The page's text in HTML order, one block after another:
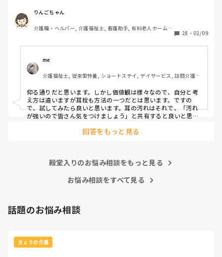
思ったのですがパートなためあまり強く言えず…
また洗髪後どうやら耳を拭いてない様子。あとから耳を拭い
て欲しいと言われて拭くととても汚いのですが、耳栓よりも
耳栓の管理も大変だと思いますし（衛生的に消毒なども必要
かと）、皆さんどう思われますか？
りんごちゃん
介護職・ヘルパー, 介護福祉士, 看護助手, 有料老人ホーム,
28 ・ 02/09
me
介護福祉士, 従来型特養, ショートステイ, デイサービス, 訪問介護,
仰る通りだと思います。しかし価値観は様々なので、自分と考
え方は違いますが耳栓も方法の一つだとは思います。ですの
で、試してみたら良いと思います。耳の汚れはそれで、「汚れ
が強いので皆さん気をつけましょう」と共有すると良いと思い
回答をもっと見る
殿堂入りのお悩み相談をもっと見る
お悩み相談をすべて見る
話題のお悩み相談
きょうの介護